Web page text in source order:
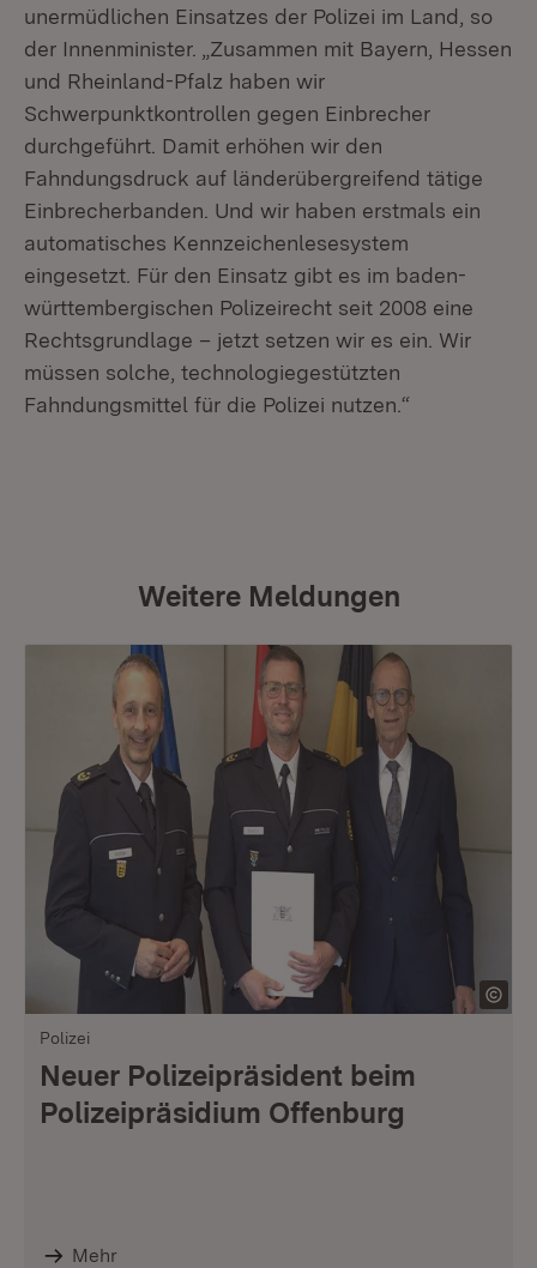
unermüdlichen Einsatzes der Polizei im Land, so
der Innenminister. „Zusammen mit Bayern, Hessen
und Rheinland-Pfalz haben wir
Schwerpunktkontrollen gegen Einbrecher
durchgeführt. Damit erhöhen wir den
Fahndungsdruck auf länderübergreifend tätige
Einbrecherbanden. Und wir haben erstmals ein
automatisches Kennzeichenlesesystem
eingesetzt. Für den Einsatz gibt es im baden-
württembergischen Polizeirecht seit 2008 eine
Rechtsgrundlage – jetzt setzen wir es ein. Wir
müssen solche, technologiegestützten
Fahndungsmittel für die Polizei nutzen.“
Weitere Meldungen
Polizei
Neuer Polizeipräsident beim
Polizeipräsidium Offenburg
Mehr